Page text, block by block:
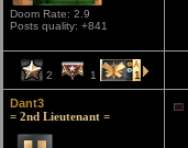
Doom Rate: 2.9
Posts quality: +841
2 1 1
Dant3
= 2nd Lieutenant =